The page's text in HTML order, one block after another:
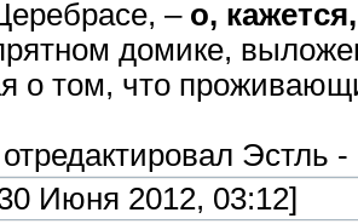
– о,
домике,
о том, что
Эстль -
Июня 2012, 03:12]